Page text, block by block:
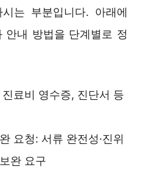
는 부분입니다. 아래에
안내 방법을 단계별로 정
료비 영수증, 진단서 등
요청: 서류 완전성·진위
완 요구